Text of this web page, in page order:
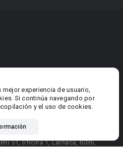
experiencia de usuario,
Si continúa navegando por
y el uso de cookies.
libros
reservados.
51, oficina 1, Larnaca, 6036,